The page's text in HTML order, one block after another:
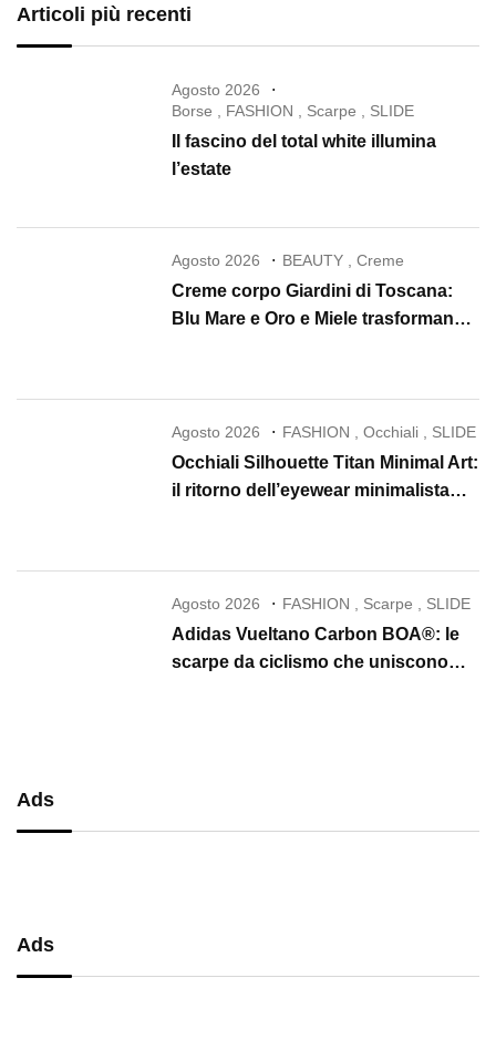
Articoli più recenti
Agosto 2026
Borse
FASHION Scarpe SLIDE
Il fascino del total white illumina
l’estate
Agosto 2026 BEAUTY ,Creme
Creme corpo Giardini di Toscana:
Blu Mare e Oro e Miele trasformano
Agosto 2026 FASHION ,Occhiali SLIDE
Occhiali Silhouette Titan Minimal Art:
il ritorno dell’eyewear minimalista
Agosto 2026 FASHION Scarpe SLIDE
Adidas Vueltano Carbon BOA®: le
scarpe da ciclismo che uniscono
Ads
Ads